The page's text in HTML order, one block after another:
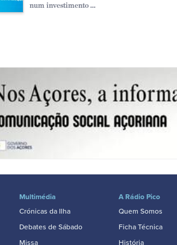
num investimento ...
Multimédia
Crónicas da Ilha
Debates de Sábado
Missa
A Rádio Pico
Quem Somos
Ficha Técnica
História